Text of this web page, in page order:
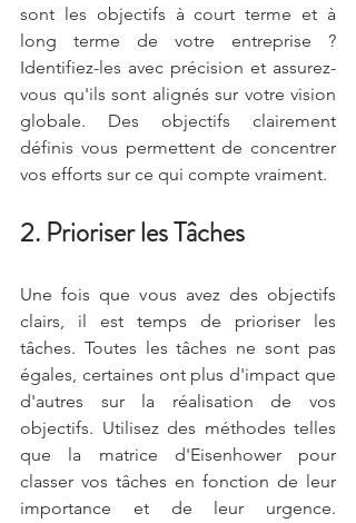
sont les objectifs à court terme et à
long terme de votre entreprise ?
Identifiez-les avec précision et assurez-
vous qu'ils sont alignés sur votre vision
globale. Des objectifs clairement
définis vous permettent de concentrer
vos efforts sur ce qui compte vraiment.
2. Prioriser les Tâches
Une fois que vous avez des objectifs
clairs, il est temps de prioriser les
tâches. Toutes les tâches ne sont pas
égales, certaines ont plus d'impact que
d'autres sur la réalisation de vos
objectifs. Utilisez des méthodes telles
que la matrice d'Eisenhower pour
classer vos tâches en fonction de leur
importance et de leur urgence.